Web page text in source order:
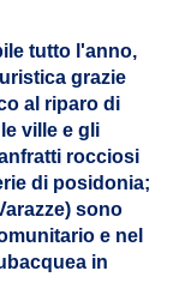
tutto l'anno,
grazie
al riparo di
ville e gli
rocciosi
di posidonia;
sono
e nel
in